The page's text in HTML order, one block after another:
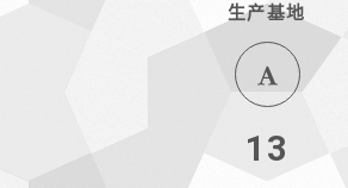
生产基地
13